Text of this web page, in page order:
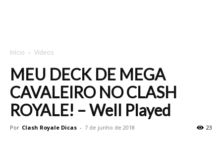
Início Vídeos
MEU DECK DE MEGA
CAVALEIRO NO CLASH
ROYALE! – Well Played
Por Clash Royale Dicas - 7 de junho de 2018 23